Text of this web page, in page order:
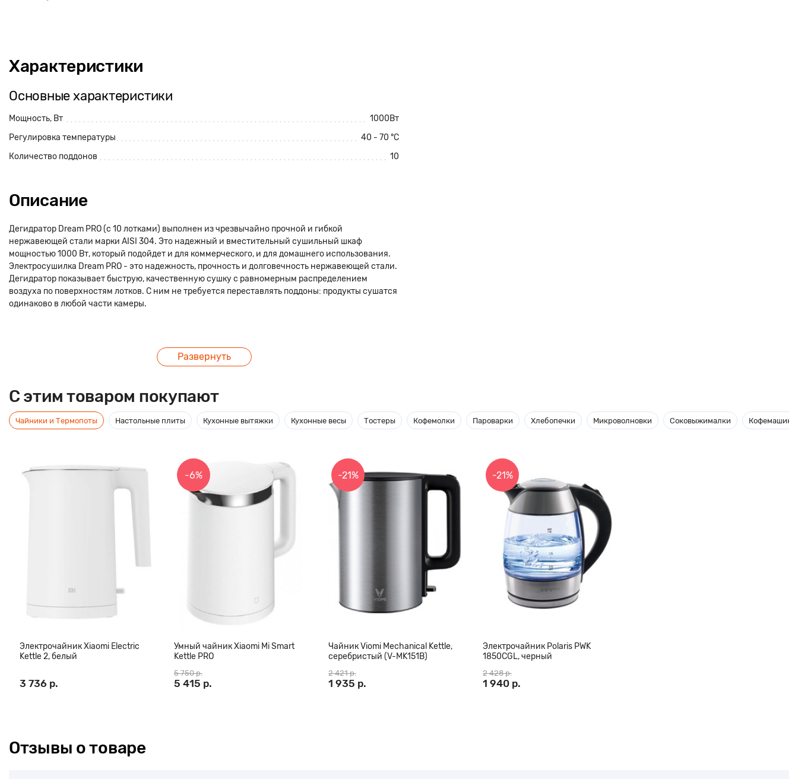
Характеристики
Основные характеристики
Мощность, Вт
1000Вт
Регулировка температуры
40 - 70 °C
Количество поддонов
10
Описание
Дегидратор Dream PRO (с 10 лотками) выполнен из чрезвычайно прочной и гибкой
нержавеющей стали марки AISI 304. Это надежный и вместительный сушильный шкаф
мощностью 1000 Вт, который подойдет и для коммерческого, и для домашнего использования.
Электросушилка Dream PRO - это надежность, прочность и долговечность нержавеющей стали.
Дегидратор показывает быструю, качественную сушку с равномерным распределением
воздуха по поверхностям лотков. С ним не требуется переставлять поддоны: продукты сушатся
одинаково в любой части камеры.
Развернуть
C этим товаром покупают
Чайники и Термопоты Настольные плиты Кухонные вытяжки Кухонные весы Тостеры Кофемолки Пароварки Хлебопечки Микроволновки Соковыжималки Кофемашины
Электрочайник Xiaomi Electric
Kettle 2, белый
3 736 р.
-6%
Умный чайник Xiaomi Mi Smart
Kettle PRO
5 750 р.
5 415 р.
-21%
Чайник Viomi Mechanical Kettle,
серебристый (V-MK151B)
2 421 р.
1 935 р.
-21%
Электрочайник Polaris PWK
1850CGL, черный
2 428 р.
1 940 р.
Отзывы о товаре